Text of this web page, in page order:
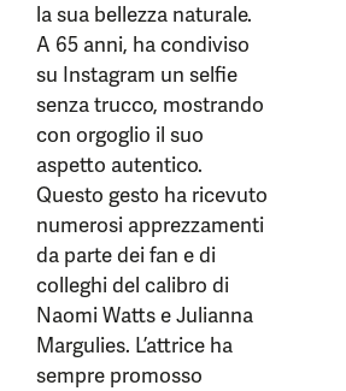
la sua bellezza naturale.
A 65 anni, ha condiviso
su Instagram un selfie
senza trucco, mostrando
con orgoglio il suo
aspetto autentico.
Questo gesto ha ricevuto
numerosi apprezzamenti
da parte dei fan e di
colleghi del calibro di
Naomi Watts e Julianna
Margulies. L’attrice ha
sempre promosso